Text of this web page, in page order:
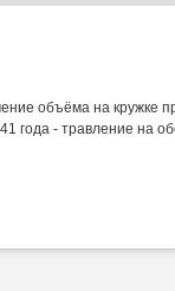
объёма на кружке
года - травление на